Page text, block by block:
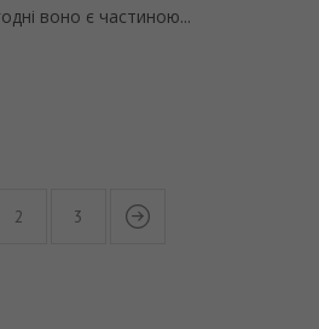
воно є частиною...
2 3